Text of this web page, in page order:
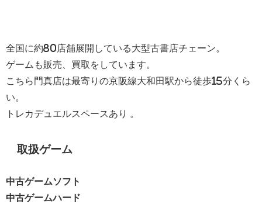
全国に約80店舗展開している大型古書店チェーン。
ゲームも販売、買取をしています。
こちら門真店は最寄りの京阪線大和田駅から徒歩15分くら
い。
トレカデュエルスペースあり 。
取扱ゲーム
中古ゲームソフト
中古ゲームハード